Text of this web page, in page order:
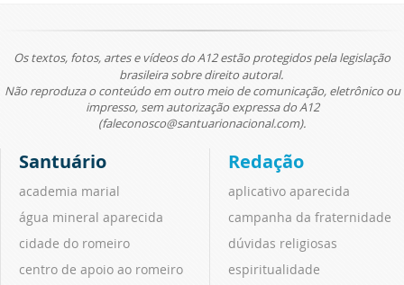
Os textos, fotos, artes e vídeos do A12 estão protegidos pela legislação
brasileira sobre direito autoral.
Não reproduza o conteúdo em outro meio de comunicação, eletrônico ou
impresso, sem autorização expressa do A12
(faleconosco@santuarionacional.com).
Santuário
academia marial
água mineral aparecida
cidade do romeiro
centro de apoio ao romeiro
Redação
aplicativo aparecida
campanha da fraternidade
dúvidas religiosas
espiritualidade